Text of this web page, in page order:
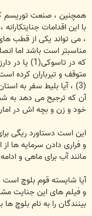
همچنین ، صنعت توریسم
با این اقدامات
، می تواند یکی از قطب
مناسبتر است باشد اما
متوقف و تیرباران کرده
(3) ، آیا بلیط سفر به
آن که ترجیح می دهد به
خود و زن و بچه اش در
این است دستاورد ریگی
و فراری دادن سرمایه ها
مانند آب برای ماهی و
آیا شایسته قوم بلوچ
و فیلم های این جنایت
بینندگان را به نام بلوچ ها